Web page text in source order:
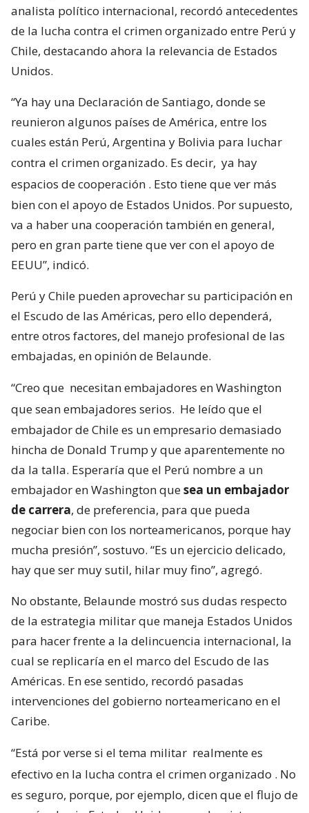
analista político internacional, recordó antecedentes
de la lucha contra el crimen organizado entre Perú y
Chile, destacando ahora la relevancia de Estados
Unidos.
“Ya hay una Declaración de Santiago, donde se
reunieron algunos países de América, entre los
cuales están Perú, Argentina y Bolivia para luchar
contra el crimen organizado. Es decir, ya hay
espacios de cooperación . Esto tiene que ver más
bien con el apoyo de Estados Unidos. Por supuesto,
va a haber una cooperación también en general,
pero en gran parte tiene que ver con el apoyo de
EEUU”, indicó.
Perú y Chile pueden aprovechar su participación en
el Escudo de las Américas, pero ello dependerá,
entre otros factores, del manejo profesional de las
embajadas, en opinión de Belaunde.
“Creo que necesitan embajadores en Washington
que sean embajadores serios. He leído que el
embajador de Chile es un empresario demasiado
hincha de Donald Trump y que aparentemente no
da la talla. Esperaría que el Perú nombre a un
embajador en Washington quesea un embajador
de carrera, de preferencia, para que pueda
negociar bien con los norteamericanos, porque hay
mucha presión”, sostuvo. “Es un ejercicio delicado,
hay que ser muy sutil, hilar muy fino”, agregó.
No obstante, Belaunde mostró sus dudas respecto
de la estrategia militar que maneja Estados Unidos
para hacer frente a la delincuencia internacional, la
cual se replicaría en el marco del Escudo de las
Américas. En ese sentido, recordó pasadas
intervenciones del gobierno norteamericano en el
Caribe.
“Está por verse si el tema militar realmente es
efectivo en la lucha contra el crimen organizado . No
es seguro, porque, por ejemplo, dicen que el flujo de